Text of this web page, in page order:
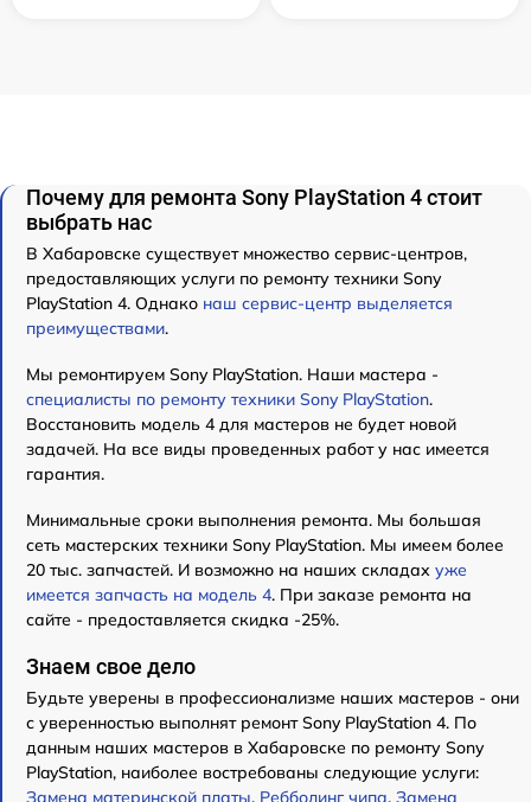
Почему для ремонта Sony PlayStation 4 стоит
выбрать нас
В Хабаровске существует множество сервис-центров,
предоставляющих услуги по ремонту техники Sony
PlayStation 4. Однако наш сервис-центр выделяется
преимуществами.
Мы ремонтируем Sony PlayStation. Наши мастера -
специалисты по ремонту техники Sony PlayStation.
Восстановить модель 4 для мастеров не будет новой
задачей. На все виды проведенных работ у нас имеется
гарантия.
Минимальные сроки выполнения ремонта. Мы большая
сеть мастерских техники Sony PlayStation. Мы имеем более
20 тыс. запчастей. И возможно на наших складах уже
имеется запчасть на модель 4. При заказе ремонта на
сайте - предоставляется скидка -25%.
Знаем свое дело
Будьте уверены в профессионализме наших мастеров - они
с уверенностью выполнят ремонт Sony PlayStation 4. По
данным наших мастеров в Хабаровске по ремонту Sony
PlayStation, наиболее востребованы следующие услуги:
Замена материнской платы, Ребболинг чипа, Замена